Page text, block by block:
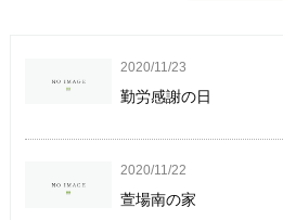
2020/11/23
勤労感謝の日
2020/11/22
萱場南の家